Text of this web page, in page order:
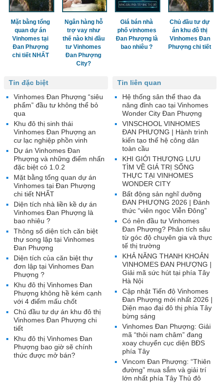
Mặt bằng tổng
quan dự án
Vinhomes tại
Đan Phượng
chi tiết NHẤT
Ngân hàng hỗ
trợ vay như
thế nào khi đầu
tư Vinhomes
Đan Phượng
City?
Giá bán nhà
phố vinhomes
Đan Phượng là
bao nhiêu ?
Chủ đầu tư dự
án khu đô thị
Vinhomes Đan
Phượng chi tiết
Tin liên quan
Hệ thống sân thể thao đa
năng đỉnh cao tại Vinhomes
Wonder City Đan Phượng
VINSCHOOL VINHOMES
ĐAN PHƯỢNG | Hành trình
kiến tạo thế hệ công dân
toàn cầu
KHI GIỚI THƯỢNG LƯU
TÌM VỀ GIÁ TRỊ SỐNG
THỰC TẠI VINHOMES
WONDER CITY
Bất động sản nghĩ dưỡng
ĐAN PHƯỢNG 2026 | Đánh
thức “viên ngọc Viễn Đông”
Có nên đầu tư Vinhomes
Đan Phượng? Phân tích sâu
từ góc độ chuyên gia và thực
tế thị trường
KHẢ NĂNG THANH KHOẢN
VINHOMES ĐAN PHƯỢNG |
Giải mã sức hút tại phía Tây
Hà Nội
Cập nhật Tiến độ Vinhomes
Đan Phượng mới nhất 2026 |
Diện mạo đại đô thị phía Tây
bừng sáng
Vinhomes Đan Phượng: Giải
mã “thỏi nam châm” đang
xoay chuyển cục diện BĐS
phía Tây
Vincom Đan Phượng: “Thiên
đường” mua sắm và giải trí
lớn nhất phía Tây Thủ đô
Tin đặc biệt
Vinhomes Đan Phượng “siêu
phẩm” đầu tư không thể bỏ
qua
Khu đô thị sinh thái
Vinhomes Đan Phượng an
cư lạc nghiệp phồn vinh
Dự án Vinhomes Đan
Phượng và những điểm nhấn
đặc biệt có 1.0.2
Mặt bằng tổng quan dự án
Vinhomes tại Đan Phượng
chi tiết NHẤT
Diện tích nhà liền kề dự án
Vinhomes Đan Phượng là
bao nhiêu ?
Thông số diện tích căn biệt
thự song lập tại Vinhomes
Đan Phượng
Diện tích của căn biệt thự
đơn lập tại Vinhomes Đan
Phượng ?
Khu đô thị Vinhomes Đan
Phượng không hề kém cạnh
với 4 điểm mấu chốt
Chủ đầu tư dự án khu đô thị
Vinhomes Đan Phượng chi
tiết
Khu đô thị Vinhomes Đan
Phượng bao giờ sẽ chính
thức được mở bán?